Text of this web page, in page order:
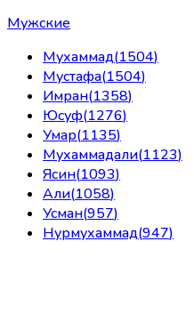
Мужские
Мухаммад(1504)
Мустафа(1504)
Имран(1358)
Юсуф(1276)
Умар(1135)
Мухаммадали(1123)
Ясин(1093)
Али(1058)
Усман(957)
Нурмухаммад(947)